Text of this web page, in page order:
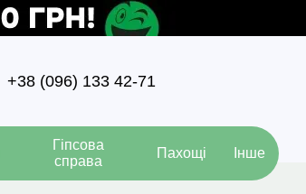
+38 (096) 133 42-71
Гіпсова
справа
Пахощі Інше